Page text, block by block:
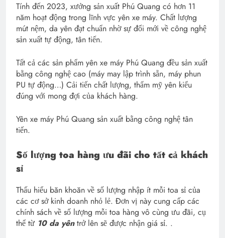
Tính đến 2023, xưởng sản xuất Phú Quang có hơn 11
năm hoạt động trong lĩnh vực yên xe máy. Chất lượng
mút nệm, da yên đạt chuẩn nhờ sự đổi mới về công nghệ
sản xuất tự động, tân tiến.
Tất cả các sản phẩm yên xe máy Phú Quang đều sản xuất
bằng công nghệ cao (máy may lập trình sẵn, máy phun
PU tự động…) Cải tiến chất lượng, thẩm mỹ yên kiểu
đúng với mong đợi của khách hàng.
Yên xe máy Phú Quang sản xuất bằng công nghệ tân
tiến.
Số lượng toa hàng ưu đãi cho tất cả khách
sỉ
Thấu hiểu băn khoăn về số lượng nhập ít mỗi toa sỉ của
các cơ sở kinh doanh nhỏ lẻ. Đơn vị này cung cấp các
chính sách về số lượng mỗi toa hàng vô cùng ưu đãi, cụ
thể từ 10 da yêntrở lên sẽ được nhận giá sỉ. .